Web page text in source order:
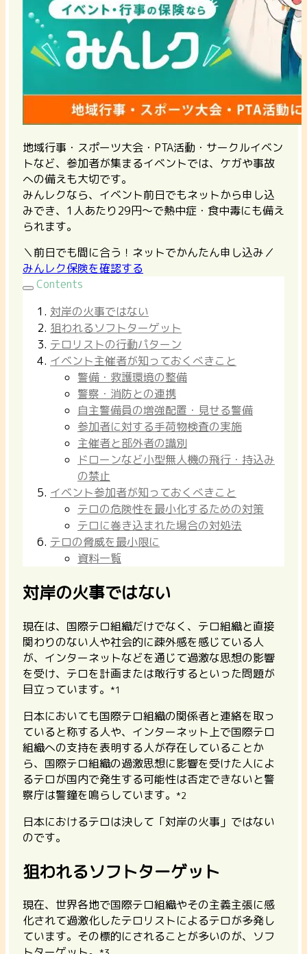
地域行事・スポーツ大会・PTA活動・サークルイベン
トなど、参加者が集まるイベントでは、ケガや事故
への備えも大切です。
みんレクなら、イベント前日でもネットから申し込
みでき、1人あたり29円〜で熱中症・食中毒にも備え
られます。
＼前日でも間に合う！ネットでかんたん申し込み／
みんレク保険を確認する
Contents
対岸の火事ではない
狙われるソフトターゲット
テロリストの行動パターン
イベント主催者が知っておくべきこと
警備・救護環境の整備
警察・消防との連携
自主警備員の増強配置・見せる警備
参加者に対する手荷物検査の実施
主催者と部外者の識別
ドローンなど小型無人機の飛行・持込み
の禁止
イベント参加者が知っておくべきこと
テロの危険性を最小化するための対策
テロに巻き込まれた場合の対処法
テロの脅威を最小限に
資料一覧
対岸の火事ではない
現在は、国際テロ組織だけでなく、テロ組織と直接
関わりのない人や社会的に疎外感を感じている人
が、インターネットなどを通じて過激な思想の影響
を受け、テロを計画または敢行するといった問題が
目立っています。 *1
日本においても国際テロ組織の関係者と連絡を取っ
ていると称する人や、インターネット上で国際テロ
組織への支持を表明する人が存在していることか
ら、国際テロ組織の過激思想に影響を受けた人によ
るテロが国内で発生する可能性は否定できないと警
察庁は警鐘を鳴らしています。 *2
日本におけるテロは決して「対岸の火事」ではない
のです。
狙われるソフトターゲット
現在、世界各地で国際テロ組織やその主義主張に感
化されて過激化したテロリストによるテロが多発し
ています。その標的にされることが多いのが、ソフ